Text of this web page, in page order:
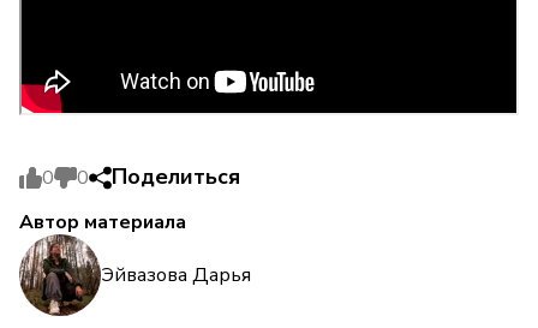
0 0 Поделиться
Автор материала
Эйвазова Дарья